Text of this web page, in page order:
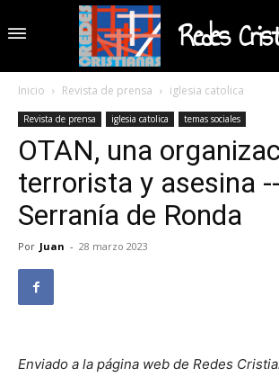
Redes
Inicio Revista de prensa iglesia catolica
Revista de prensa iglesia catolica temas sociales
OTAN, una
terrorista y asesina
Serranía de Ronda
Por Juan - 28 marzo 2023
Enviado a la página web de Redes